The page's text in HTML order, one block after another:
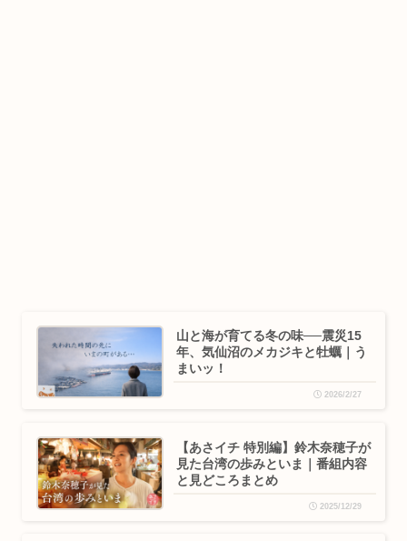
山と海が育てる冬の味──震災15
年、気仙沼のメカジキと牡蠣｜う
まいッ！
2026/2/27
【あさイチ 特別編】鈴木奈穂子が
見た台湾の歩みといま｜番組内容
と見どころまとめ
2025/12/29